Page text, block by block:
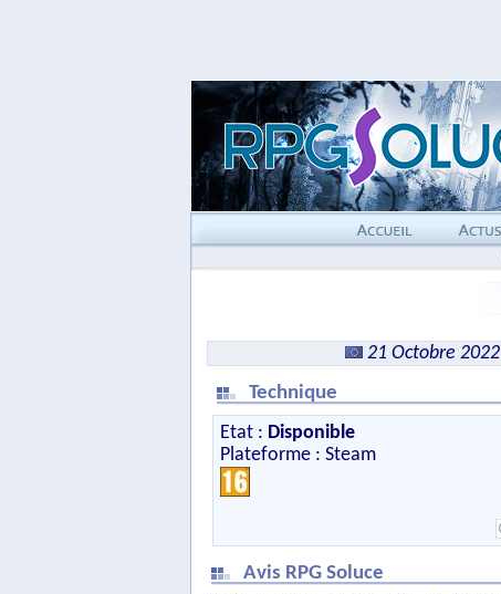
21 Octobre 2022
Technique
Etat : Disponible
Plateforme : Steam
Avis RPG Soluce